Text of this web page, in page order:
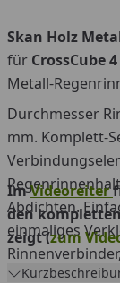
Skan Holz
für CrossCube
Metall-
Durchmesser
mm. Komplett-
Abdichten.
einmaliges
ImVideoreiter
den
zeigt (zum